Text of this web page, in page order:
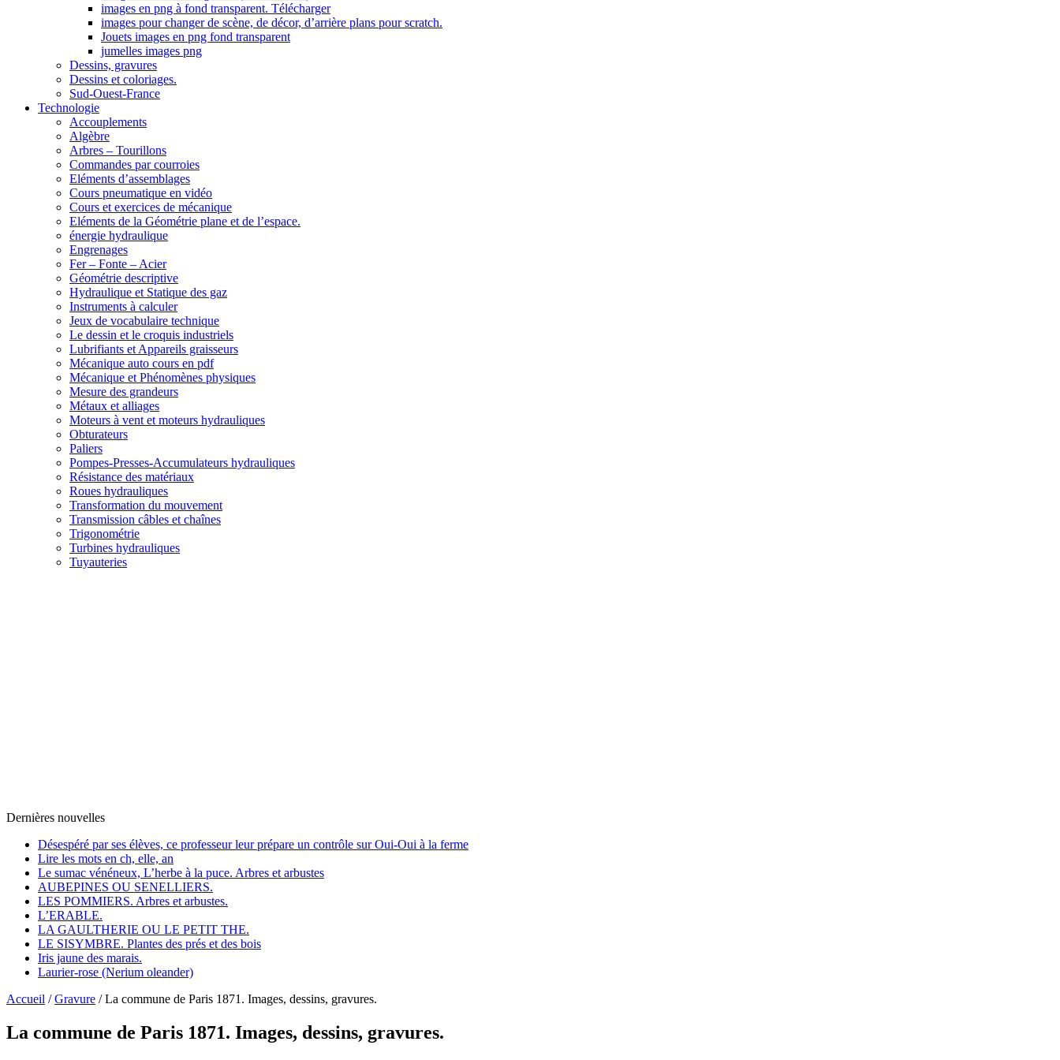
images en png à fond transparent. Télécharger
images pour changer de scène, de décor, d’arrière plans pour scratch.
Jouets images en png fond transparent
jumelles images png
Dessins, gravures
Dessins et coloriages.
Sud-Ouest-France
Technologie
Accouplements
Algèbre
Arbres – Tourillons
Commandes par courroies
Eléments d’assemblages
Cours pneumatique en vidéo
Cours et exercices de mécanique
Eléments de la Géométrie plane et de l’espace.
énergie hydraulique
Engrenages
Fer – Fonte – Acier
Géométrie descriptive
Hydraulique et Statique des gaz
Instruments à calculer
Jeux de vocabulaire technique
Le dessin et le croquis industriels
Lubrifiants et Appareils graisseurs
Mécanique auto cours en pdf
Mécanique et Phénomènes physiques
Mesure des grandeurs
Métaux et alliages
Moteurs à vent et moteurs hydrauliques
Obturateurs
Paliers
Pompes-Presses-Accumulateurs hydrauliques
Résistance des matériaux
Roues hydrauliques
Transformation du mouvement
Transmission câbles et chaînes
Trigonométrie
Turbines hydrauliques
Tuyauteries
Dernières nouvelles
Désespéré par ses élèves, ce professeur leur prépare un contrôle sur Oui-Oui à la ferme
Lire les mots en ch, elle, an
Le sumac vénéneux, L’herbe à la puce. Arbres et arbustes
AUBEPINES OU SENELLIERS.
LES POMMIERS. Arbres et arbustes.
L’ERABLE.
LA GAULTHERIE OU LE PETIT THE.
LE SISYMBRE. Plantes des prés et des bois
Iris jaune des marais.
Laurier-rose (Nerium oleander)
Accueil /Gravure /La commune de Paris 1871. Images, dessins, gravures.
La commune de Paris 1871. Images, dessins, gravures.